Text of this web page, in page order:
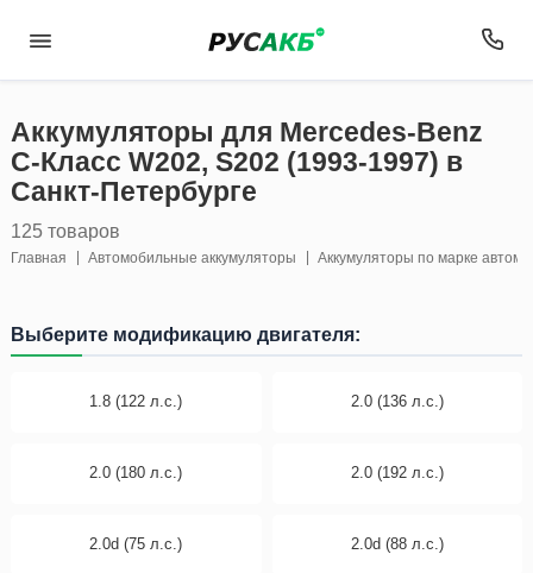
Аккумуляторы для Mercedes-Benz
C-Класс W202, S202 (1993-1997) в
Санкт-Петербурге
125 товаров
Главная Автомобильные аккумуляторы Аккумуляторы по марке
Выберите модификацию двигателя:
1.8 (122 л.с.) 2.0 (136 л.с.)
2.0 (180 л.с.) 2.0 (192 л.с.)
2.0d (75 л.с.) 2.0d (88 л.с.)